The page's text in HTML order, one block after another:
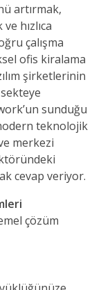
artırmak,
hızlıca
çalışma
ofis kiralama
şirketlerinin
sunduğu
teknolojik
merkezi
cevap veriyor.
çözüm